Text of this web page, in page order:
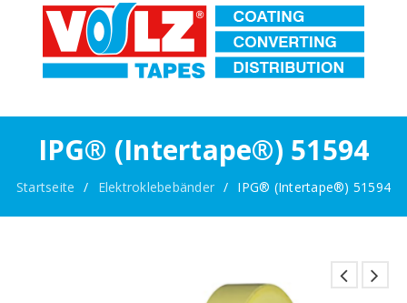
IPG® (Intertape®) 51594
Startseite / Elektroklebebänder / IPG® (Intertape®) 51594